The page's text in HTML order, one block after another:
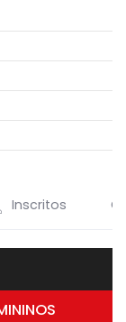
Inscritos